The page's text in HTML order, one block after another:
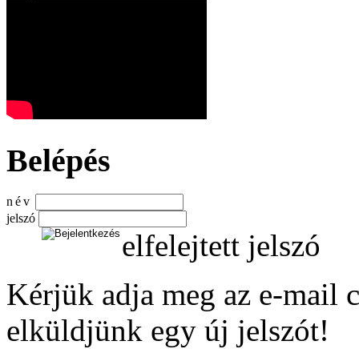
Belépés
név
jelszó
elfelejtett jelszó
Kérjük adja meg az e-mail
elküldjünk egy új jelszót!